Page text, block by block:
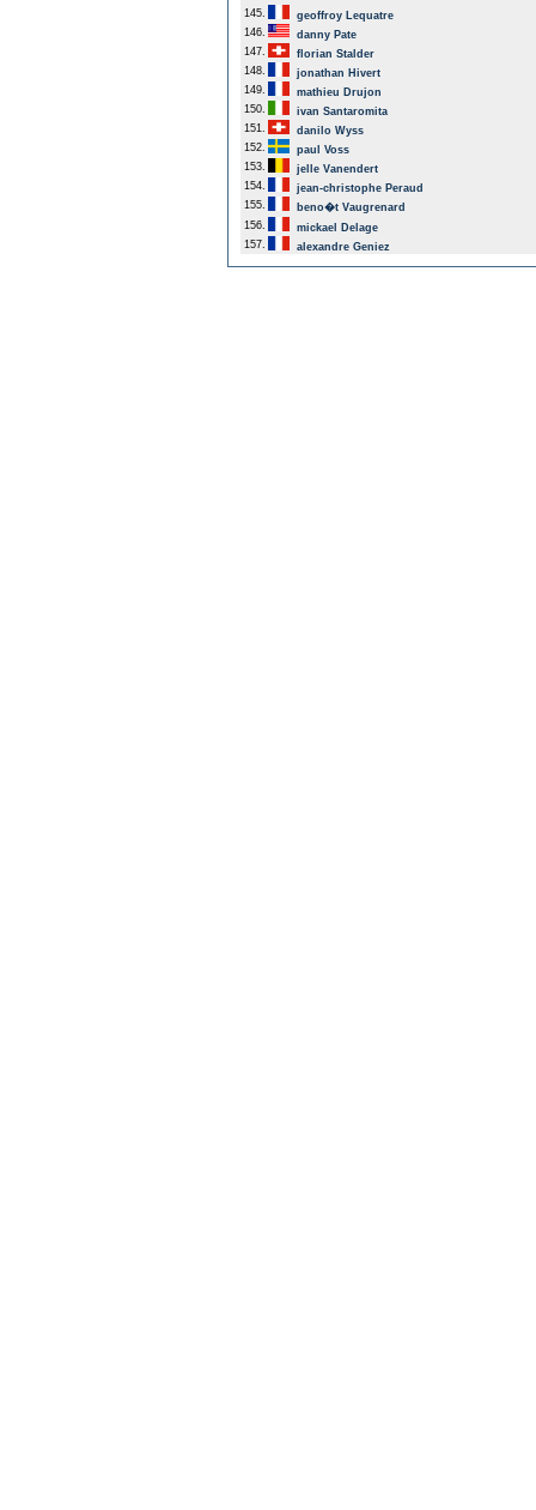
145.
geoffroy Lequatre
146.
danny Pate
147.
florian Stalder
148.
jonathan Hivert
149.
mathieu Drujon
150.
ivan Santaromita
151.
danilo Wyss
152.
paul Voss
153.
jelle Vanendert
154.
jean-christophe Peraud
155.
beno�t Vaugrenard
156.
mickael Delage
157.
alexandre Geniez